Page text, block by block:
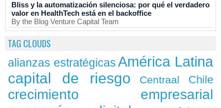
Bliss y la automatización silenciosa: por qué el verdadero
valor en HealthTech está en el backoffice
By the Blog Venture Capital Team
TAG CLOUDS
alianzas estratégicas América Latina
capital de riesgo Centraal Chile
crecimiento empresarial